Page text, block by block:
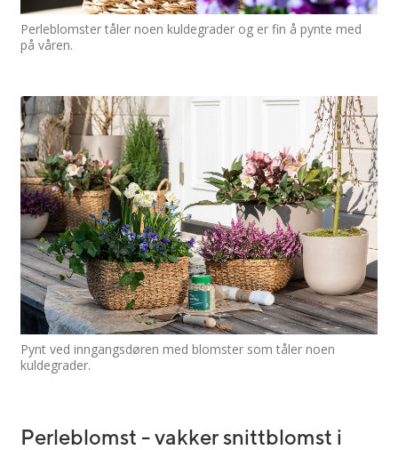
Perleblomster tåler noen kuldegrader og er fin å pynte med
på våren.
Pynt ved inngangsdøren med blomster som tåler noen
kuldegrader.
Perleblomst - vakker snittblomst i